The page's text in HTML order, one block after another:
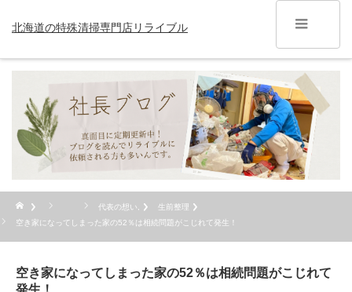
北海道の特殊清掃専門店リライブル
代表の想い,
生前整理
空き家になってしまった家の52％は相続問題がこじれて発生！
空き家になってしまった家の52％は相続問題がこじれて